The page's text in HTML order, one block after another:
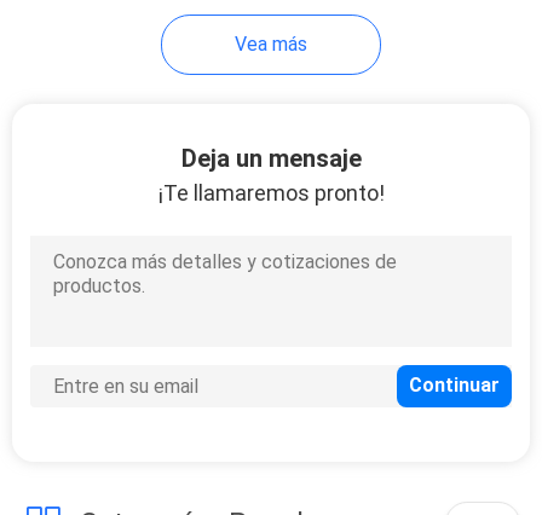
arena de fundición
Vea más
Deja un mensaje
¡Te llamaremos pronto!